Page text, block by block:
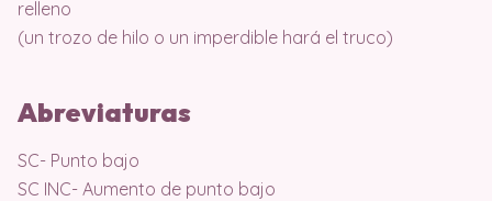
relleno
(un trozo de hilo o un imperdible hará el truco)
Abreviaturas
SC- Punto bajo
SC INC- Aumento de punto bajo